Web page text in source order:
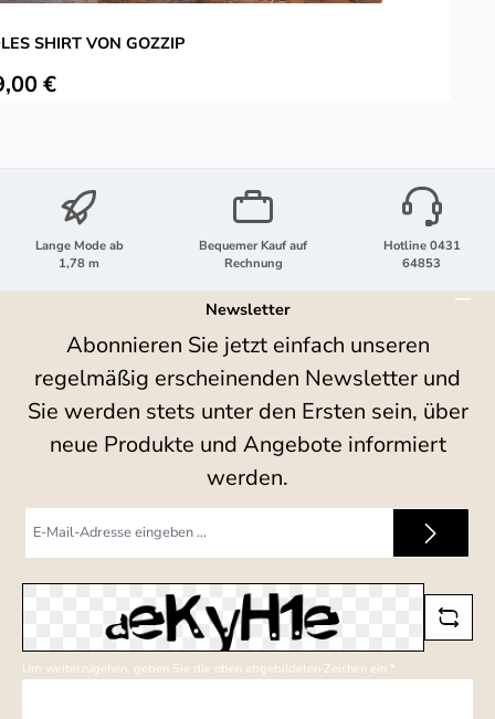
SHIRT VON GOZZIP
Preis:
€
Lange Mode ab
1,78 m
Bequemer Kauf auf
Rechnung
Hotline 0431
64853
Newsletter
Abonnieren Sie jetzt einfach unseren
regelmäßig erscheinenden Newsletter und
Sie werden stets unter den Ersten sein, über
neue Produkte und Angebote informiert
werden.
Mail-
Um weiterzugehen, geben Sie die oben abgebildeten Zeichen ein *